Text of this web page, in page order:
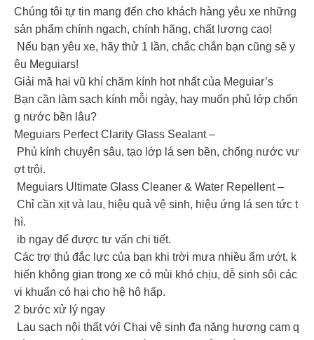
Chúng tôi tự tin mang đến cho khách hàng yêu xe những
sản phẩm chính ngạch, chính hãng, chất lượng cao!
️ Nếu bạn yêu xe, hãy thử 1 lần, chắc chắn bạn cũng sẽ y
êu Meguiars!
Giải mã hai vũ khí chăm kính hot nhất của Meguiar’s
Bạn cần làm sạch kính mỗi ngày, hay muốn phủ lớp chốn
g nước bền lâu?
Meguiars Perfect Clarity Glass Sealant –
Phủ kính chuyên sâu, tạo lớp lá sen bền, chống nước vư
ợt trội.
Meguiars Ultimate Glass Cleaner & Water Repellent –
Chỉ cần xịt và lau, hiệu quả vệ sinh, hiệu ứng lá sen tức t
hì.
ib ngay để được tư vấn chi tiết.
Các trợ thủ đắc lực của bạn khi trời mưa nhiều ẩm ướt, k
hiến không gian trong xe có mùi khó chịu, dễ sinh sôi các
vi khuẩn có hại cho hệ hô hấp.
2 bước xử lý ngay
Lau sạch nội thất với Chai vệ sinh đa năng hương cam q